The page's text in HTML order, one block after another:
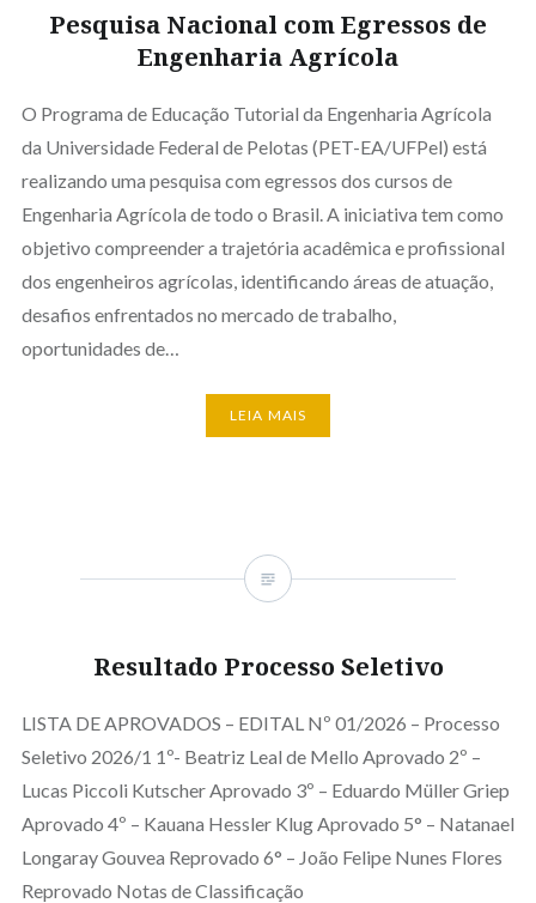
Pesquisa Nacional com Egressos de
Engenharia Agrícola
O Programa de Educação Tutorial da Engenharia Agrícola
da Universidade Federal de Pelotas (PET-EA/UFPel) está
realizando uma pesquisa com egressos dos cursos de
Engenharia Agrícola de todo o Brasil. A iniciativa tem como
objetivo compreender a trajetória acadêmica e profissional
dos engenheiros agrícolas, identificando áreas de atuação,
desafios enfrentados no mercado de trabalho,
oportunidades de…
LEIA MAIS
Resultado Processo Seletivo
LISTA DE APROVADOS – EDITAL Nº 01/2026 – Processo
Seletivo 2026/1 1º- Beatriz Leal de Mello Aprovado 2º –
Lucas Piccoli Kutscher Aprovado 3º – Eduardo Müller Griep
Aprovado 4º – Kauana Hessler Klug Aprovado 5° – Natanael
Longaray Gouvea Reprovado 6° – João Felipe Nunes Flores
Reprovado Notas de Classificação